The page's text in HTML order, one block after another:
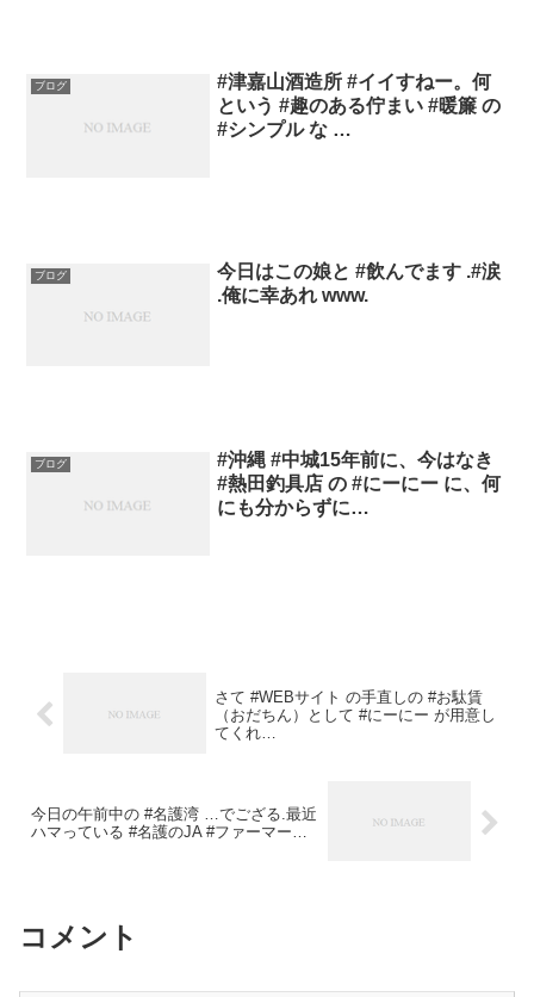
ブログ
#津嘉山酒造所 #イイすねー。何
という #趣のある佇まい #暖簾 の
#シンプル な …
ブログ
今日はこの娘と #飲んでます .#涙
.俺に幸あれ www.
ブログ
#沖縄 #中城15年前に、今はなき
#熱田釣具店 の #にーにー に、何
にも分からずに…
さて #WEBサイト の手直しの #お駄賃
（おだちん）として #にーにー が用意し
てくれ…
今日の午前中の #名護湾 …でござる.最近
ハマっている #名護のJA #ファーマー…
コメント